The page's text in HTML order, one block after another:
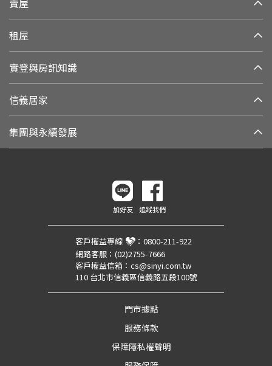
賣屋
租屋
實登與房訊知識
信義居家
集團與永續發展
加好友 追蹤我們
客戶權益專線 ： 0800-211-922
網路客服： (02)2755-7666
客戶權益信箱： cs@sinyi.com.tw
110 台北市信義區信義路五段100號
門市據點
服務條款
保障隱私權聲明